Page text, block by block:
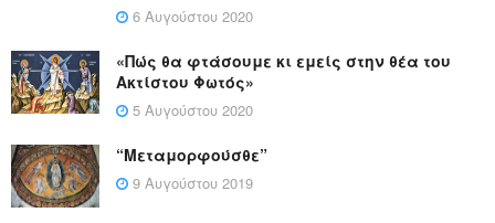
6 Αυγούστου 2020
«Πώς θα φτάσουμε κι εμείς στην θέα του
Ακτίστου Φωτός»
5 Αυγούστου 2020
“Μεταμορφούσθε”
9 Αυγούστου 2019